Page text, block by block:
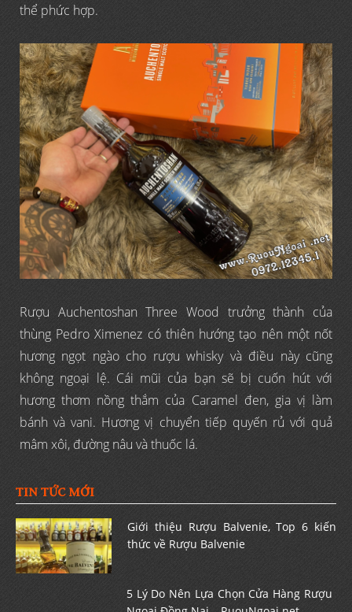
thể phức hợp.
Rượu Auchentoshan Three Wood trưởng thành của
thùng Pedro Ximenez có thiên hướng tạo nên một nốt
hương ngọt ngào cho rượu whisky và điều này cũng
không ngoại lệ. Cái mũi của bạn sẽ bị cuốn hút với
hương thơm nồng thắm của Caramel đen, gia vị làm
bánh và vani. Hương vị chuyển tiếp quyến rủ với quả
mâm xôi, đường nâu và thuốc lá.
TIN TỨC MỚI
Giới thiệu Rượu Balvenie, Top 6 kiến
thức về Rượu Balvenie
5 Lý Do Nên Lựa Chọn Cửa Hàng Rượu